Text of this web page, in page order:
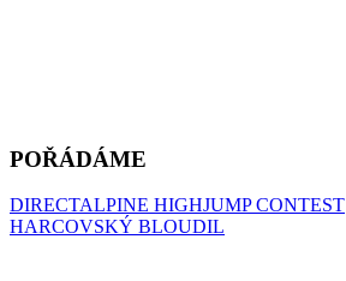
POŘÁDÁME
DIRECTALPINE HIGHJUMP CONTEST
HARCOVSKÝ BLOUDIL